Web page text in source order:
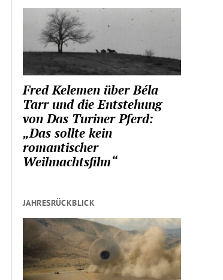
Fred Kelemen über Béla
Tarr und die Entstehung
von Das Turiner Pferd:
„Das sollte kein
romantischer
Weihnachtsfilm“
JAHRESRÜCKBLICK